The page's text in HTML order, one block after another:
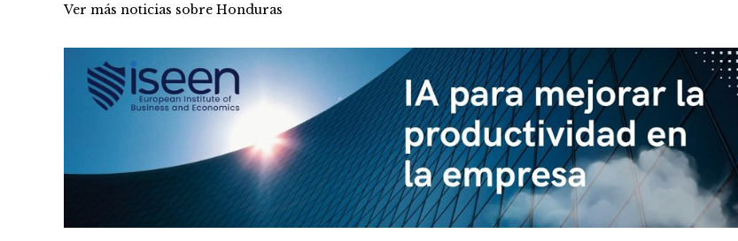
Ver más noticias sobre Honduras